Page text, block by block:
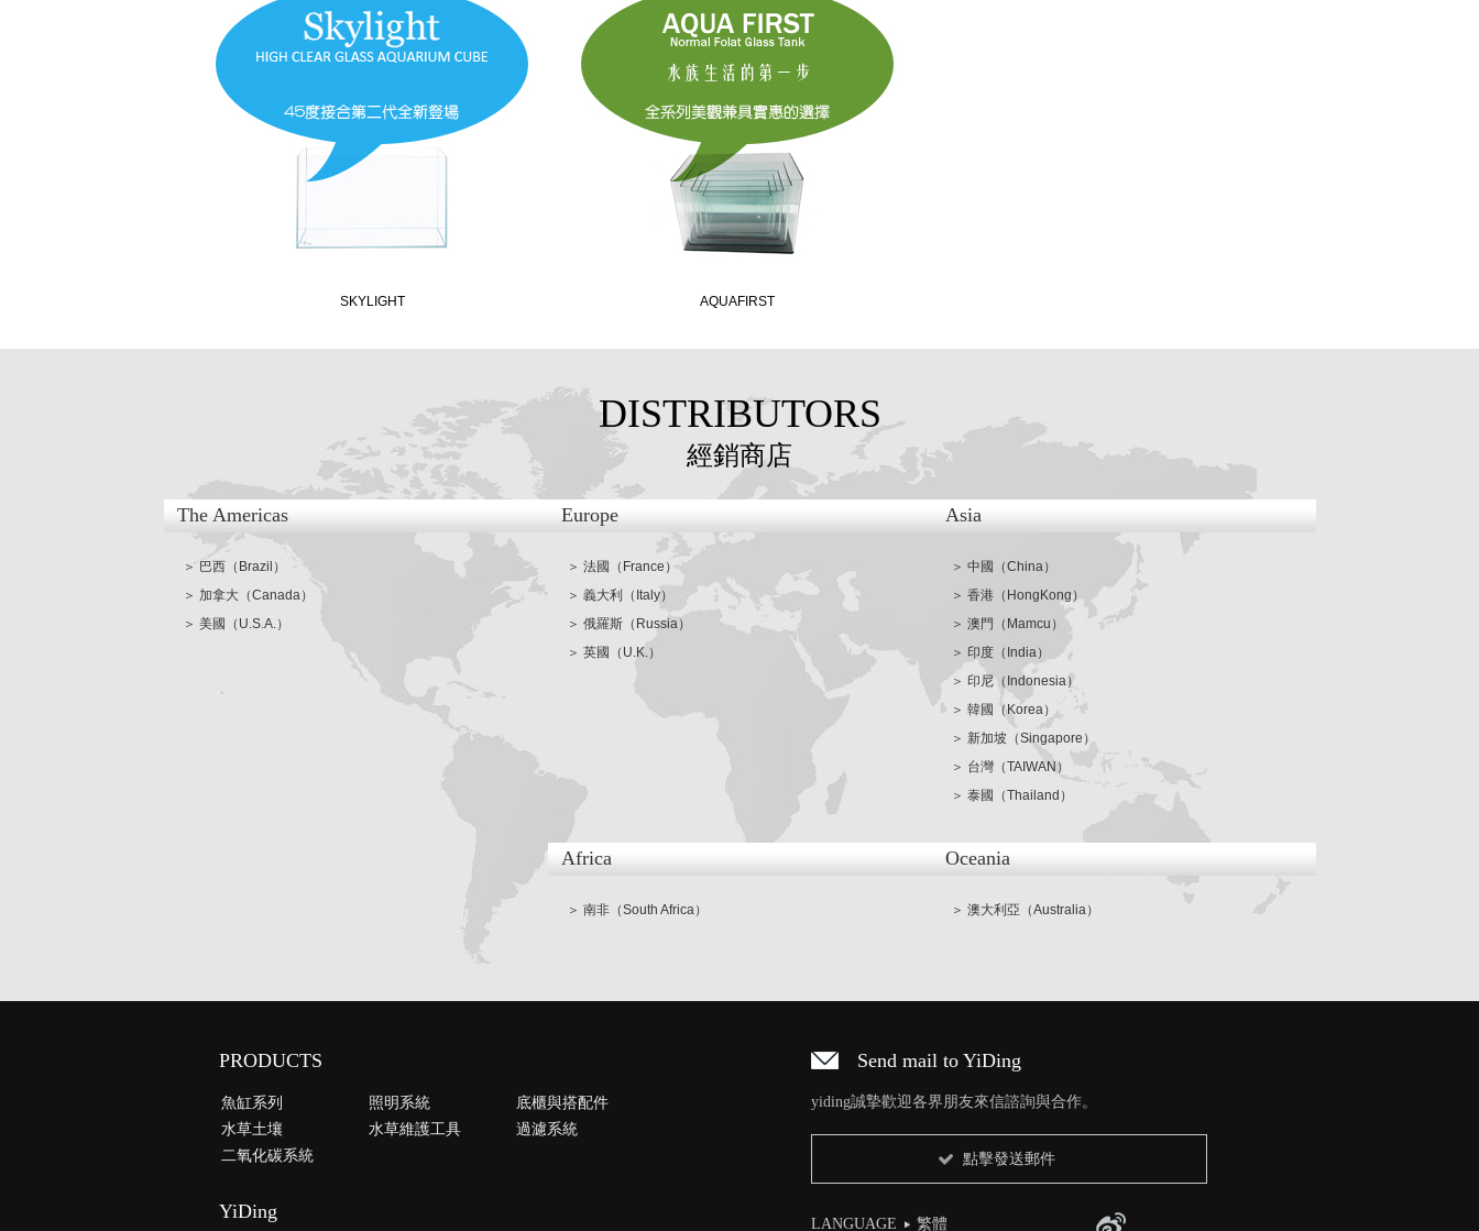
SKYLIGHT AQUAFIRST
DISTRIBUTORS
經銷商店
The Americas
＞ 巴西（Brazil）
＞ 加拿大（Canada）
＞ 美國（U.S.A.）
Europe
＞ 法國（France）
＞ 義大利（Italy）
＞ 俄羅斯（Russia）
＞ 英國（U.K.）
Asia
＞ 中國（China）
＞ 香港（HongKong）
＞ 澳門（Mamcu）
＞ 印度（India）
＞ 印尼（Indonesia）
＞ 韓國（Korea）
＞ 新加坡（Singapore）
＞ 台灣（TAIWAN）
＞ 泰國（Thailand）
Oceania
＞ 澳大利亞（Australia）
Africa
＞ 南非（South Africa）
PRODUCTS
魚缸系列 照明系統
底櫃與搭配件
水草土壤
水草維護工具
過濾系統
二氧化碳系統
YiDing
Send mail to YiDing
yiding誠摯歡迎各界朋友來信諮詢與合作。
點擊發送郵件
LANGUAGE 繁體